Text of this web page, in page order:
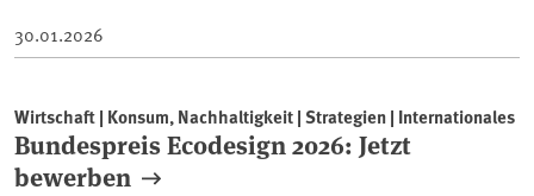
30.01.2026
Wirtschaft | Konsum, Nachhaltigkeit | Strategien | Internationales
Bundespreis Ecodesign 2026: Jetzt
bewerben